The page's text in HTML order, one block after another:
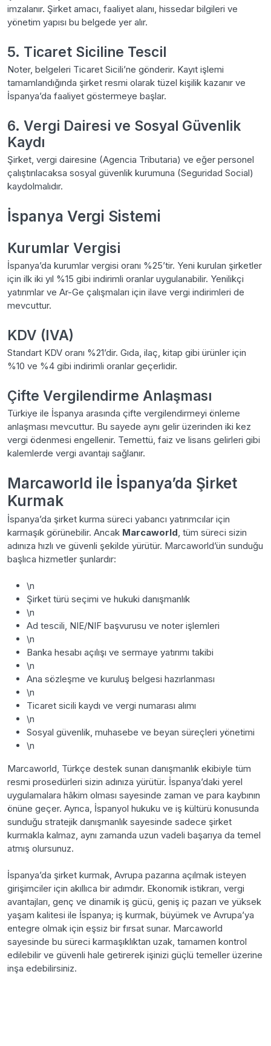
imzalanır. Şirket amacı, faaliyet alanı, hissedar bilgileri ve
yönetim yapısı bu belgede yer alır.
5. Ticaret Siciline Tescil
Noter, belgeleri Ticaret Sicili’ne gönderir. Kayıt işlemi
tamamlandığında şirket resmi olarak tüzel kişilik kazanır ve
İspanya’da faaliyet göstermeye başlar.
6. Vergi Dairesi ve Sosyal Güvenlik
Kaydı
Şirket, vergi dairesine (Agencia Tributaria) ve eğer personel
çalıştırılacaksa sosyal güvenlik kurumuna (Seguridad Social)
kaydolmalıdır.
İspanya Vergi Sistemi
Kurumlar Vergisi
İspanya’da kurumlar vergisi oranı %25’tir. Yeni kurulan şirketler
için ilk iki yıl %15 gibi indirimli oranlar uygulanabilir. Yenilikçi
yatırımlar ve Ar-Ge çalışmaları için ilave vergi indirimleri de
mevcuttur.
KDV (IVA)
Standart KDV oranı %21’dir. Gıda, ilaç, kitap gibi ürünler için
%10 ve %4 gibi indirimli oranlar geçerlidir.
Çifte Vergilendirme Anlaşması
Türkiye ile İspanya arasında çifte vergilendirmeyi önleme
anlaşması mevcuttur. Bu sayede aynı gelir üzerinden iki kez
vergi ödenmesi engellenir. Temettü, faiz ve lisans gelirleri gibi
kalemlerde vergi avantajı sağlanır.
Marcaworld ile İspanya’da Şirket
Kurmak
İspanya’da şirket kurma süreci yabancı yatırımcılar için
karmaşık görünebilir. Ancak Marcaworld , tüm süreci sizin
adınıza hızlı ve güvenli şekilde yürütür. Marcaworld’ün sunduğu
başlıca hizmetler şunlardır:
\n
Şirket türü seçimi ve hukuki danışmanlık
\n
Ad tescili, NIE/NIF başvurusu ve noter işlemleri
\n
Banka hesabı açılışı ve sermaye yatırımı takibi
\n
Ana sözleşme ve kuruluş belgesi hazırlanması
\n
Ticaret sicili kaydı ve vergi numarası alımı
\n
Sosyal güvenlik, muhasebe ve beyan süreçleri yönetimi
\n
Marcaworld, Türkçe destek sunan danışmanlık ekibiyle tüm
resmi prosedürleri sizin adınıza yürütür. İspanya’daki yerel
uygulamalara hâkim olması sayesinde zaman ve para kaybının
önüne geçer. Ayrıca, İspanyol hukuku ve iş kültürü konusunda
sunduğu stratejik danışmanlık sayesinde sadece şirket
kurmakla kalmaz, aynı zamanda uzun vadeli başarıya da temel
atmış olursunuz.
İspanya’da şirket kurmak, Avrupa pazarına açılmak isteyen
girişimciler için akıllıca bir adımdır. Ekonomik istikrarı, vergi
avantajları, genç ve dinamik iş gücü, geniş iç pazarı ve yüksek
yaşam kalitesi ile İspanya; iş kurmak, büyümek ve Avrupa’ya
entegre olmak için eşsiz bir fırsat sunar. Marcaworld
sayesinde bu süreci karmaşıklıktan uzak, tamamen kontrol
edilebilir ve güvenli hale getirerek işinizi güçlü temeller üzerine
inşa edebilirsiniz.